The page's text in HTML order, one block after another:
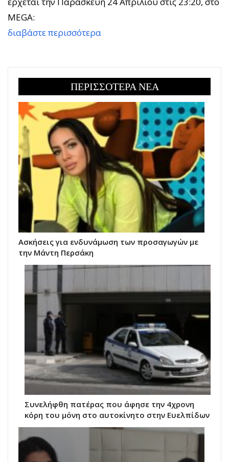
MEGA:
διαβάστε περισσότερα
ΠΕΡΙΣΣΟΤΕΡΑ ΝΕΑ
Ασκήσεις για ενδυνάμωση των προσαγωγών με
την Μάντη Περσάκη
Συνελήφθη πατέρας που άφησε την 4χρονη
κόρη του μόνη στο αυτοκίνητο στην Ευελπίδων